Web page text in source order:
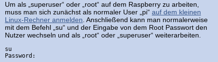
Um als „superuser“ oder „root“ auf dem Raspberry zu arbeiten,
muss man sich zunächst als normaler User „pi“ auf dem kleinen
Linux-Rechner anmelden . Anschließend kann man normalerweise
mit dem Befehl „su“ und der Eingabe von dem Root Passwort den
Nutzer wechseln und als „root“ oder „superuser“ weiterarbeiten.
su
Password: